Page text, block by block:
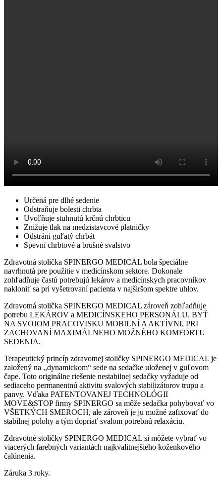
Určená pre dlhé sedenie
Odstraňuje bolesti chrbta
Uvoľňuje stuhnutú krčnú chrbticu
Znižuje tlak na medzistavcové platničky
Odstráni guľatý chrbát
Spevní chrbtové a brušné svalstvo
Zdravotná stolička SPINERGO MEDICAL bola špeciálne
navrhnutá pre použitie v medicínskom sektore. Dokonale
zohľadňuje častú potrebujú lekárov a medicínskych pracovníkov
nakloniť sa pri vyšetrovaní pacienta v najširšom spektre uhlov.
Zdravotná stolička SPINERGO MEDICAL zároveň zohľadňuje
potrebu LEKÁROV a MEDICÍNSKEHO PERSONÁLU, BYŤ
NA SVOJOM PRACOVISKU MOBILNÍ A AKTÍVNI, PRI
ZACHOVANÍ MAXIMÁLNEHO MOŽNÉHO KOMFORTU
SEDENIA.
Terapeutický princíp zdravotnej stoličky SPINERGO MEDICAL je
založený na ,,dynamickom“ sede na sedačke uloženej v guľovom
čape. Toto originálne riešenie nestabilnej sedačky vyžaduje od
sediaceho permanentnú aktivitu svalových stabilizátorov trupu a
panvy. Vďaka PATENTOVANEJ TECHNOLÓGII
MOVE&STOP firmy SPINERGO sa môže sedačka pohybovať vo
VŠETKÝCH SMEROCH, ale zároveň je ju možné zafixovať do
stabilnej polohy a tým dopriať svalom potrebnú relaxáciu.
Zdravotné stoličky SPINERGO MEDICAL si môžete vybrať vo
viacerých farebných variantách najkvalitnejšieho koženkového
čalúnenia.
Záruka 3 roky.